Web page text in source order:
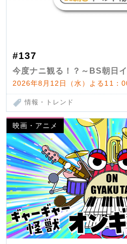
#137
今度ナニ観る！？～BS朝日
2026年8月12日（水）よる11：
情報・トレンド
映画・アニメ